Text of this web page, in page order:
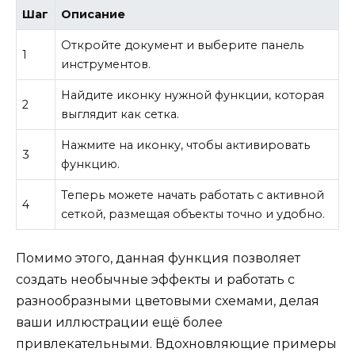
Шаг Описание
1
Откройте документ и выберите панель
инструментов.
2
Найдите иконку нужной функции, которая
выглядит как сетка.
3
Нажмите на иконку, чтобы активировать
функцию.
4
Теперь можете начать работать с активной
сеткой, размещая объекты точно и удобно.
Помимо этого, данная функция позволяет
создать необычные эффекты и работать с
разнообразными цветовыми схемами, делая
ваши иллюстрации ещё более
привлекательными. Вдохновляющие примеры